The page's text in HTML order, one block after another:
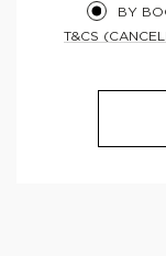
BY
T&CS